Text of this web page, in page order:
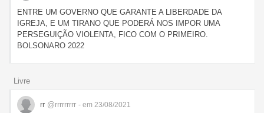
ENTRE UM GOVERNO QUE GARANTE A LIBERDADE DA
IGREJA, E UM TIRANO QUE PODERÁ NOS IMPOR UMA
PERSEGUIÇÃO VIOLENTA, FICO COM O PRIMEIRO.
BOLSONARO 2022
Livre
rr @rrrrrrrrr - em 23/08/2021